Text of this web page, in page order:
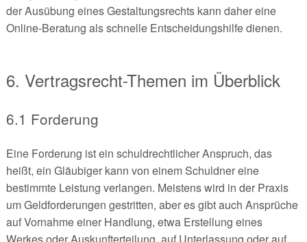
der Ausübung eines Gestaltungsrechts kann daher eine
Online-Beratung als schnelle Entscheidungshilfe dienen.
6. Vertragsrecht-Themen im Überblick
6.1 Forderung
Eine Forderung ist ein schuldrechtlicher Anspruch, das
heißt, ein Gläubiger kann von einem Schuldner eine
bestimmte Leistung verlangen. Meistens wird in der Praxis
um Geldforderungen gestritten, aber es gibt auch Ansprüche
auf Vornahme einer Handlung, etwa Erstellung eines
Werkes oder Auskunfterteilung, auf Unterlassung oder auf